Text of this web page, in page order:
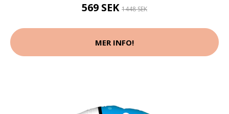
569 SEK 1448 SEK
MER INFO!